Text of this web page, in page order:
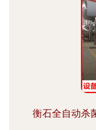
衡石全自动杀